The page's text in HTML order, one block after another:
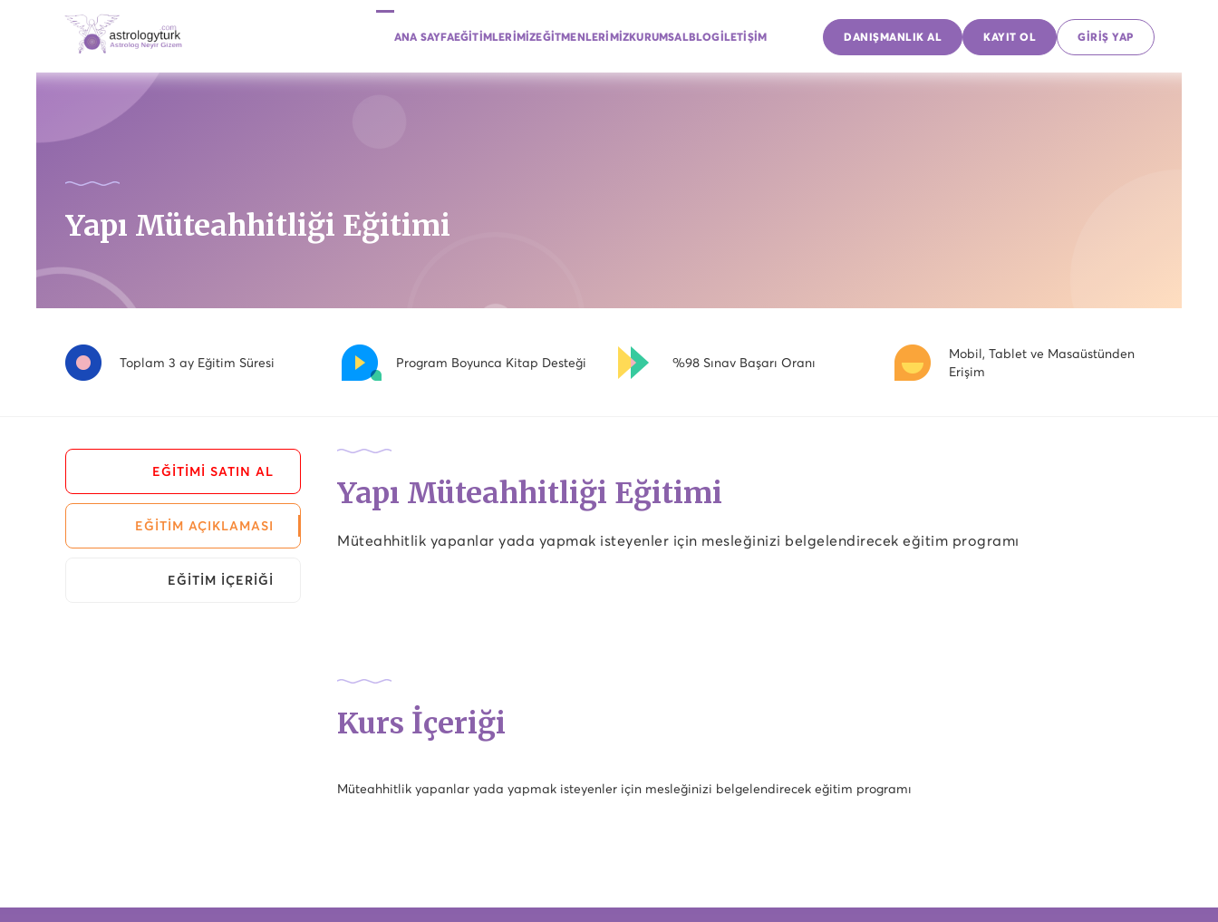
DANIŞMANLIK AL KAYIT OL GİRİŞ YAP
ANA SAYFAEĞİTİMLERİMİZEĞİTMENLERİMİZKURUMSALBLOGİLETİŞİM
Yapı Müteahhitliği Eğitimi
Toplam 3 ay Eğitim Süresi Program Boyunca Kitap Desteği %98 Sınav Başarı Oranı
Mobil, Tablet ve Masaüstünden
Erişim
EĞİTİMİ SATIN AL
EĞİTİM AÇIKLAMASI
EĞİTİM İÇERİĞİ
Yapı Müteahhitliği Eğitimi
Müteahhitlik yapanlar yada yapmak isteyenler için mesleğinizi belgelendirecek eğitim programı
Kurs İçeriği
Müteahhitlik yapanlar yada yapmak isteyenler için mesleğinizi belgelendirecek eğitim programı